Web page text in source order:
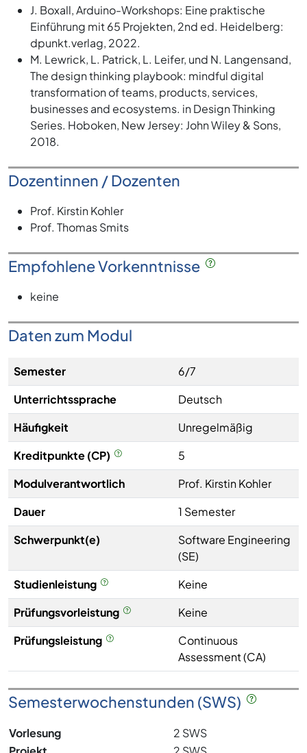
J. Boxall, Arduino-Workshops: Eine praktische
Einführung mit 65 Projekten, 2nd ed. Heidelberg:
dpunkt.verlag, 2022.
M. Lewrick, L. Patrick, L. Leifer, und N. Langensand,
The design thinking playbook: mindful digital
transformation of teams, products, services,
businesses and ecosystems. in Design Thinking
Series. Hoboken, New Jersey: John Wiley & Sons,
2018.
Dozentinnen / Dozenten
Prof. Kirstin Kohler
Prof. Thomas Smits
Empfohlene Vorkenntnisse
keine
Daten zum Modul
Semester
6/7
Unterrichtssprache
Deutsch
Häufigkeit
Unregelmäßig
Kreditpunkte (CP)
5
Modulverantwortlich
Prof. Kirstin Kohler
Dauer
1 Semester
Schwerpunkt(e)
Software Engineering
(SE)
Studienleistung
Keine
Prüfungsvorleistung
Keine
Prüfungsleistung
Continuous
Assessment (CA)
Semesterwochenstunden (SWS)
Vorlesung
2 SWS